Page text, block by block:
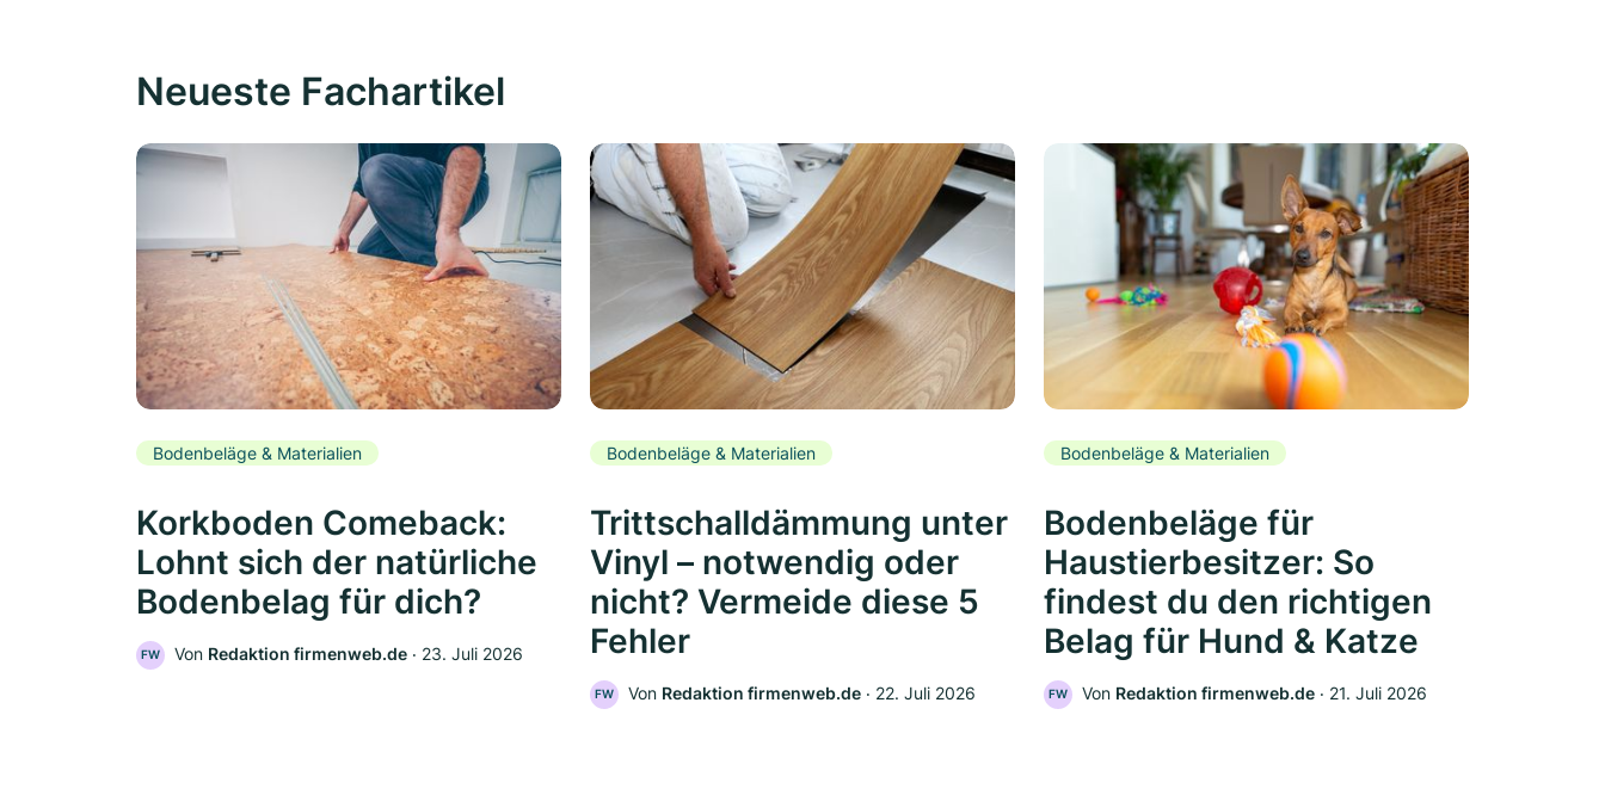
Neueste Fachartikel
Bodenbeläge & Materialien
Korkboden Comeback:
Lohnt sich der natürliche
Bodenbelag für dich?
FW Von Redaktion firmenweb.de ‧ 23. Juli 2026
Bodenbeläge & Materialien
Trittschalldämmung unter
Vinyl – notwendig oder
nicht? Vermeide diese 5
Fehler
FW Von Redaktion firmenweb.de ‧ 22. Juli 2026
Bodenbeläge & Materialien
Bodenbeläge für
Haustierbesitzer: So
findest du den richtigen
Belag für Hund & Katze
FW Von Redaktion firmenweb.de ‧ 21. Juli 2026